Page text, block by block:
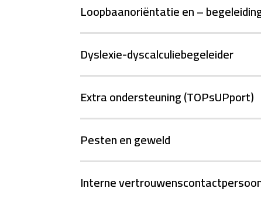
Loopbaanoriëntatie en –
Dyslexie-dyscalculiebegeleider
Extra ondersteuning (TOPsUPport)
Pesten en geweld
Interne